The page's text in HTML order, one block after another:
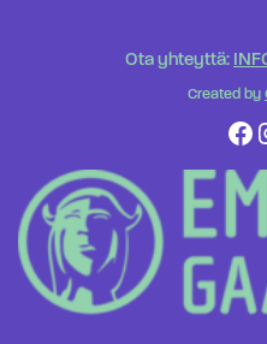
Ota yhteyttä:
Created by